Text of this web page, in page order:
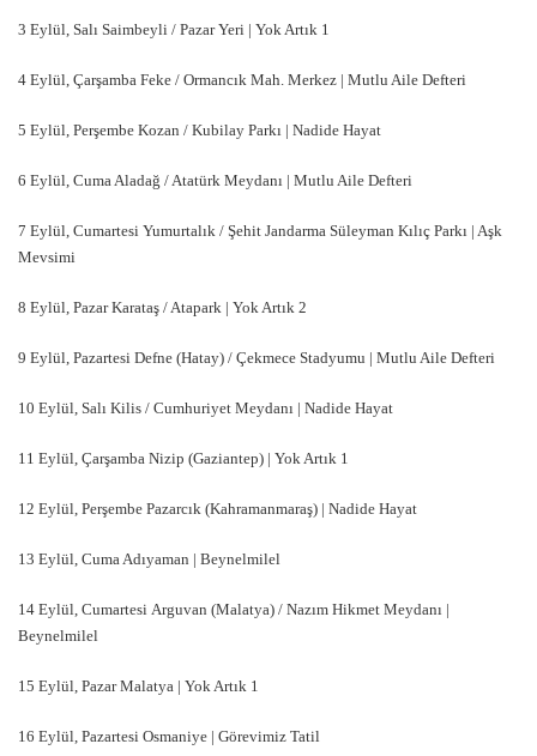
3 Eylül, Salı Saimbeyli / Pazar Yeri | Yok Artık 1
4 Eylül, Çarşamba Feke / Ormancık Mah. Merkez | Mutlu Aile Defteri
5 Eylül, Perşembe Kozan / Kubilay Parkı | Nadide Hayat
6 Eylül, Cuma Aladağ / Atatürk Meydanı | Mutlu Aile Defteri
7 Eylül, Cumartesi Yumurtalık / Şehit Jandarma Süleyman Kılıç Parkı | Aşk
Mevsimi
8 Eylül, Pazar Karataş / Atapark | Yok Artık 2
9 Eylül, Pazartesi Defne (Hatay) / Çekmece Stadyumu | Mutlu Aile Defteri
10 Eylül, Salı Kilis / Cumhuriyet Meydanı | Nadide Hayat
11 Eylül, Çarşamba Nizip (Gaziantep) | Yok Artık 1
12 Eylül, Perşembe Pazarcık (Kahramanmaraş) | Nadide Hayat
13 Eylül, Cuma Adıyaman | Beynelmilel
14 Eylül, Cumartesi Arguvan (Malatya) / Nazım Hikmet Meydanı |
Beynelmilel
15 Eylül, Pazar Malatya | Yok Artık 1
16 Eylül, Pazartesi Osmaniye | Görevimiz Tatil